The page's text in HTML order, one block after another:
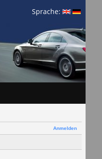
Sprache:
Anmelden